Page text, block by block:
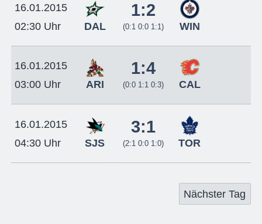
16.01.2015
02:30 Uhr
DAL
1:2
(0:1 0:0 1:1) WIN
16.01.2015
03:00 Uhr
ARI
1:4
(0:0 1:1 0:3) CAL
16.01.2015
04:30 Uhr
SJS
3:1
(2:1 0:0 1:0) TOR
Nächster Tag